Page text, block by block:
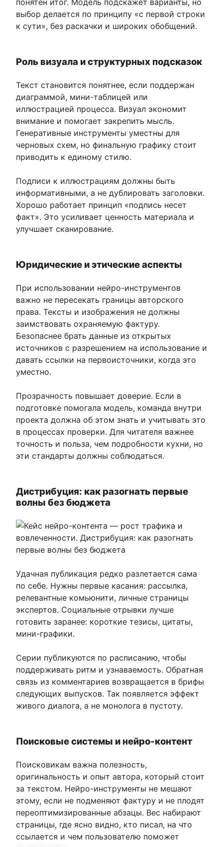
выбор делается по принципу «с первой строки
к сути», без раскачки и широких обобщений.
Роль визуала и структурных подсказок
Текст становится понятнее, если поддержан
диаграммой, мини-таблицей или
иллюстрацией процесса. Визуал экономит
внимание и помогает закрепить мысль.
Генеративные инструменты уместны для
черновых схем, но финальную графику стоит
приводить к единому стилю.
Подписи к иллюстрациям должны быть
информативными, а не дублировать заголовки.
Хорошо работает принцип «подпись несет
факт». Это усиливает ценность материала и
улучшает сканирование.
Юридические и этические аспекты
При использовании нейро-инструментов
важно не пересекать границы авторского
права. Тексты и изображения не должны
заимствовать охраняемую фактуру.
Безопаснее брать данные из открытых
источников с разрешением на использование и
давать ссылки на первоисточники, когда это
уместно.
Прозрачность повышает доверие. Если в
подготовке помогала модель, команда внутри
проекта должна об этом знать и учитывать это
в процессах проверки. Для читателя важнее
точность и польза, чем подробности кухни, но
эти стандарты должны соблюдаться.
Дистрибуция: как разогнать первые
волны без бюджета
Удачная публикация редко разлетается сама
по себе. Нужны первые касания: рассылка,
релевантные комьюнити, личные страницы
экспертов. Социальные отрывки лучше
готовить заранее: короткие тезисы, цитаты,
мини-графики.
Серии публикуются по расписанию, чтобы
поддерживать ритм и узнаваемость. Обратная
связь из комментариев возвращается в брифы
следующих выпусков. Так появляется эффект
живого диалога, а не монолога в пустоту.
Поисковые системы и нейро-контент
Поисковикам важна полезность,
оригинальность и опыт автора, который стоит
за текстом. Нейро-инструменты не мешают
этому, если не подменяют фактуру и не плодят
переоптимизированные абзацы. Вес набирают
страницы, где ясно видно, кто писал, на что
ссылается и чем пользователю поможет